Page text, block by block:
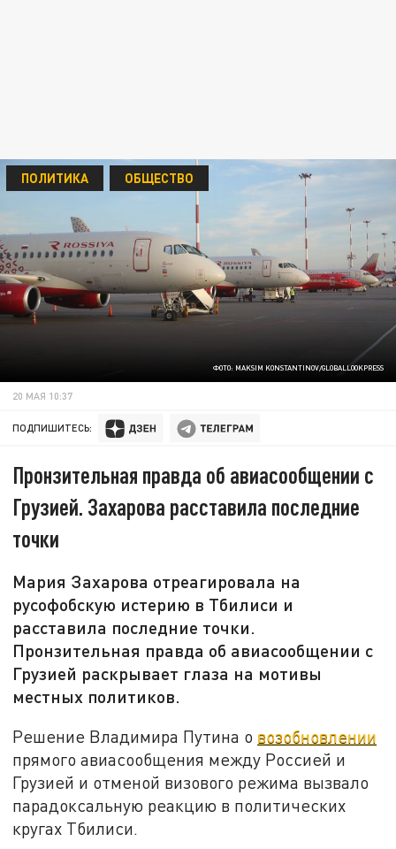
ФОТО: MAKSIM KONSTANTINOV/GLOBALLOOKPRESS
ПОЛИТИКА ОБЩЕСТВО
20 МАЯ 10:37
ПОДПИШИТЕСЬ:
Пронзительная правда об авиасообщении с
Грузией. Захарова расставила последние
точки
Мария Захарова отреагировала на
русофобскую истерию в Тбилиси и
расставила последние точки.
Пронзительная правда об авиасообщении с
Грузией раскрывает глаза на мотивы
местных политиков.
Решение Владимира Путина о возобновлении
прямого авиасообщения между Россией и
Грузией и отменой визового режима вызвало
парадоксальную реакцию в политических
кругах Тбилиси.